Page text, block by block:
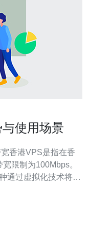
使用场景
限制为100Mbps。
通过虚拟化技术将物